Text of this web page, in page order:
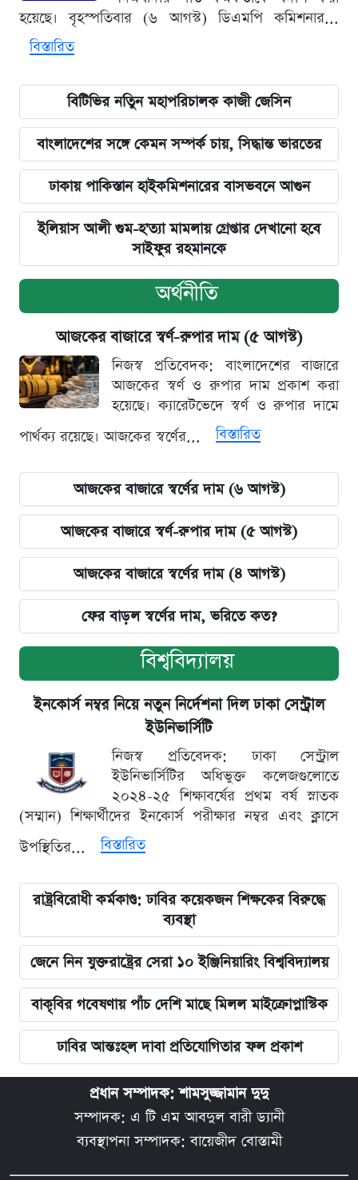
হয়েছে। বৃহস্পতিবার (৬ আগস্ট) ডিএমপি কমিশনার...
বিস্তারিত
বিটিভির নতিুন মহাপরিচালক কাজী জেসিন
বাংলাদেশের সঙ্গে কেমন সম্পর্ক চায়, সিদ্ধান্ত ভারতের
ঢাকায় পাকিস্তান হাইকমিশনারের বাসভবনে আগুন
ইলিয়াস আলী গুম-হ'ত্যা মামলায় গ্রেপ্তার দেখানো হবে
সাইফুর রহমানকে
অর্থনীতি
আজকের বাজারে স্বর্ণ-রুপার দাম (৫ আগস্ট)
নিজস্ব প্রতিবেদক: বাংলাদেশের বাজারে
আজকের স্বর্ণ ও রুপার দাম প্রকাশ করা
হয়েছে। ক্যারেটভেদে স্বর্ণ ও রুপার দামে
পার্থক্য রয়েছে। আজকের স্বর্ণের...
বিস্তারিত
আজকের বাজারে স্বর্ণের দাম (৬ আগস্ট)
আজকের বাজারে স্বর্ণ-রুপার দাম (৫ আগস্ট)
আজকের বাজারে স্বর্ণের দাম (৪ আগস্ট)
ফের বাড়ল স্বর্ণের দাম, ভরিতে কত?
বিশ্ববিদ্যালয়
ইনকোর্স নম্বর নিয়ে নতুন নির্দেশনা দিল ঢাকা সেন্ট্রাল
ইউনিভার্সিটি
নিজস্ব প্রতিবেদক: ঢাকা সেন্ট্রাল
ইউনিভার্সিটির অধিভুক্ত কলেজগুলোতে
২০২৪-২৫ শিক্ষাবর্ষের প্রথম বর্ষ স্নাতক
(সম্মান) শিক্ষার্থীদের ইনকোর্স পরীক্ষার নম্বর এবং ক্লাসে
উপস্থিতির...
বিস্তারিত
রাষ্ট্রবিরোধী কর্মকাণ্ড: ঢাবির কয়েকজন শিক্ষকের বিরুদ্ধে
ব্যবস্থা
জেনে নিন যুক্তরাষ্ট্রের সেরা ১০ ইঞ্জিনিয়ারিং বিশ্ববিদ্যালয়
বাকৃবির গবেষণায় পাঁচ দেশি মাছে মিলল মাইক্রোপ্লাস্টিক
ঢাবির আন্তঃহল দাবা প্রতিযোগিতার ফল প্রকাশ
প্রধান সম্পাদক: শামসুজ্জামান দুদু
সম্পাদক: এ টি এম আবদুল বারী ড্যানী
ব্যবস্থাপনা সম্পাদক: বায়েজীদ বোস্তামী